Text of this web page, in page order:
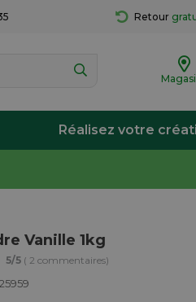
Retour
Réalisez votre
Vanille 1kg
5/5 ( 2 commentaires)